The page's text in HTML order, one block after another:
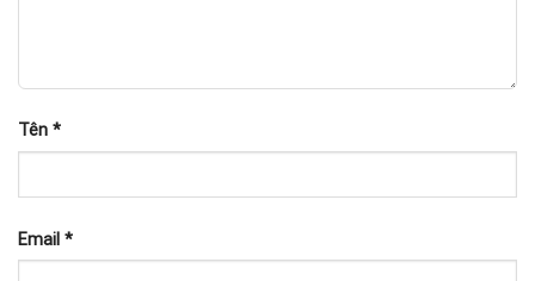
Tên *
Email *